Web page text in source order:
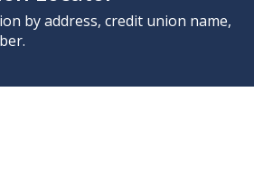
by address, credit union name,